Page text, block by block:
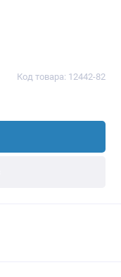
Код товара: 12442-82